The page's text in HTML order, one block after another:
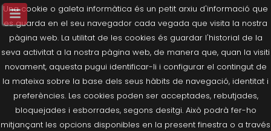
Una cookie o galeta informàtica és un petit arxiu d'informació que
es guarda en el seu navegador cada vegada que visita la nostra
pàgina web. La utilitat de les cookies és guardar l'historial de la
seva activitat a la nostra pàgina web, de manera que, quan la visiti
novament, aquesta pugui identificar-li i configurar el contingut de
la mateixa sobre la base dels seus hàbits de navegació, identitat i
preferències. Les cookies poden ser acceptades, rebutjades,
bloquejades i esborrades, segons desitgi. Això podrà fer-ho
mitjançant les opcions disponibles en la present finestra o a través